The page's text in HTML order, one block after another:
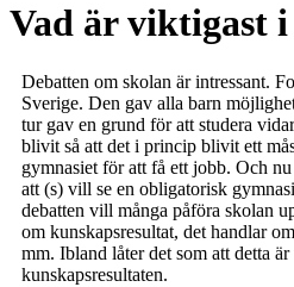
Vad är viktigast i
Debatten om skolan är intressant.
Sverige. Den gav alla barn
tur gav en grund för att studera
blivit så att det i princip blivit ett
gymnasiet för att få ett jobb. Och
att (s) vill se en obligatorisk
debatten vill många påföra skolan
om kunskapsresultat, det handlar
mm. Ibland låter det som att detta
kunskapsresultaten.